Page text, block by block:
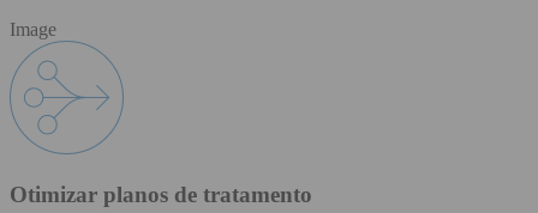
Image
Otimizar planos de tratamento